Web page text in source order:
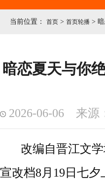
当前位置： 首页 > 首页轮播 >
暗恋夏天与你
2026-06-06 来源
改编自晋江文
宣改档8月19日七夕